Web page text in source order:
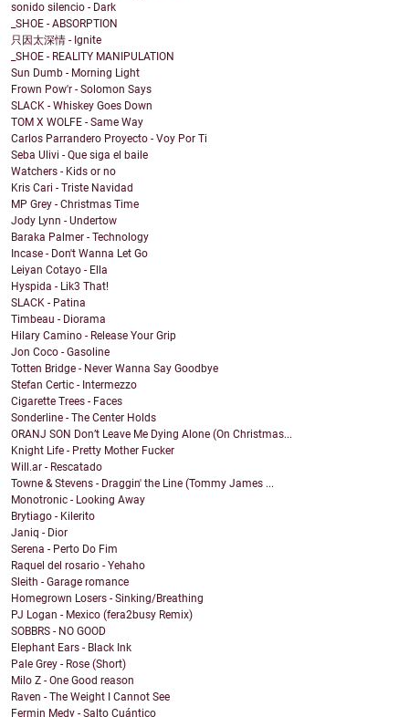
sonido silencio - Dark
_SHOE - ABSORPTION
只因太深情 - Ignite
_SHOE - REALITY MANIPULATION
Sun Dumb - Morning Light
Frown Pow'r - Solomon Says
SLACK - Whiskey Goes Down
TOM X WOLFE - Same Way
Carlos Parrandero Proyecto - Voy Por Ti
Seba Ulivi - Que siga el baile
Watchers - Kids or no
Kris Cari - Triste Navidad
MP Grey - Christmas Time
Jody Lynn - Undertow
Baraka Palmer - Technology
Incase - Don't Wanna Let Go
Leiyan Cotayo - Ella
Hyspida - Lik3 That!
SLACK - Patina
Timbeau - Diorama
Hilary Camino - Release Your Grip
Jon Coco - Gasoline
Totten Bridge - Never Wanna Say Goodbye
Stefan Certic - Intermezzo
Cigarette Trees - Faces
Sonderline - The Center Holds
ORANJ SON Don’t Leave Me Dying Alone (On Christmas...
Knight Life - Pretty Mother Fucker
Will.ar - Rescatado
Towne & Stevens - Draggin' the Line (Tommy James ...
Monotronic - Looking Away
Brytiago - Kilerito
Janiq - Dior
Serena - Perto Do Fim
Raquel del rosario - Yehaho
Sleith - Garage romance
Homegrown Losers - Sinking/Breathing
PJ Logan - Mexico (fera2busy Remix)
SOBBRS - NO GOOD
Elephant Ears - Black Ink
Pale Grey - Rose (Short)
Milo Z - One Good reason
Raven - The Weight I Cannot See
Fermin Medy - Salto Cuántico